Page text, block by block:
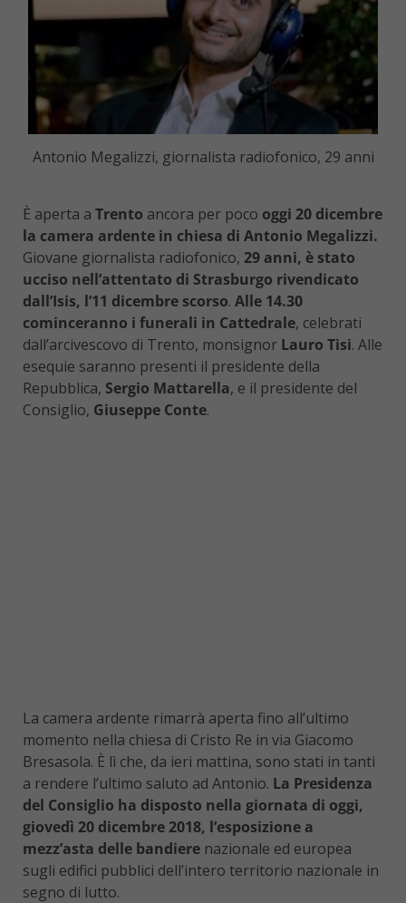
Antonio Megalizzi, giornalista radiofonico, 29 anni
È aperta a Trento ancora per poco oggi 20 dicembre
la camera ardente in chiesa di Antonio Megalizzi.
Giovane giornalista radiofonico, 29 anni, è stato
ucciso nell’attentato di Strasburgo rivendicato
dall’Isis, l’11 dicembre scorso. Alle 14.30
cominceranno i funerali in Cattedrale, celebrati
dall’arcivescovo di Trento, monsignor Lauro Tisi. Alle
esequie saranno presenti il presidente della
Repubblica, Sergio Mattarella, e il presidente del
Consiglio, Giuseppe Conte.
La camera ardente rimarrà aperta fino all’ultimo
momento nella chiesa di Cristo Re in via Giacomo
Bresasola. È lì che, da ieri mattina, sono stati in tanti
a rendere l’ultimo saluto ad Antonio. La Presidenza
del Consiglio ha disposto nella giornata di oggi,
giovedì 20 dicembre 2018, l’esposizione a
mezz’asta delle bandiere nazionale ed europea
sugli edifici pubblici dell’intero territorio nazionale in
segno di lutto.